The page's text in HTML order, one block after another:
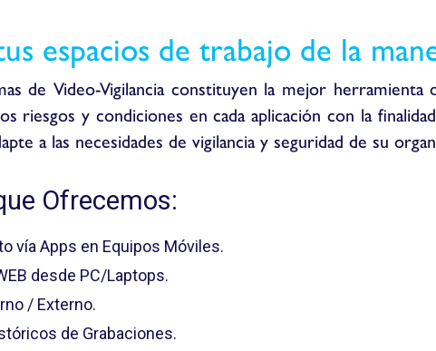
espacios de trabajo de la
de Video-Vigilancia constituyen la mejor
riesgos y condiciones en cada aplicación con la
a las necesidades de vigilancia y seguridad de su
Ofrecemos:
vía Apps en Equipos Móviles.
desde PC/Laptops.
/ Externo.
de Grabaciones.